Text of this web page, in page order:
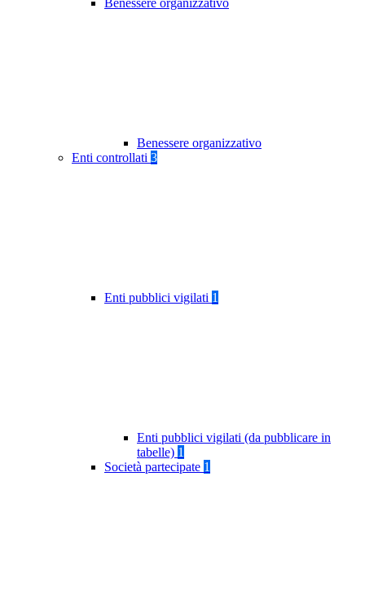
Benessere organizzativo
Benessere organizzativo
Enti controllati 3
Enti pubblici vigilati 1
Enti pubblici vigilati (da pubblicare in
tabelle) 1
Società partecipate 1